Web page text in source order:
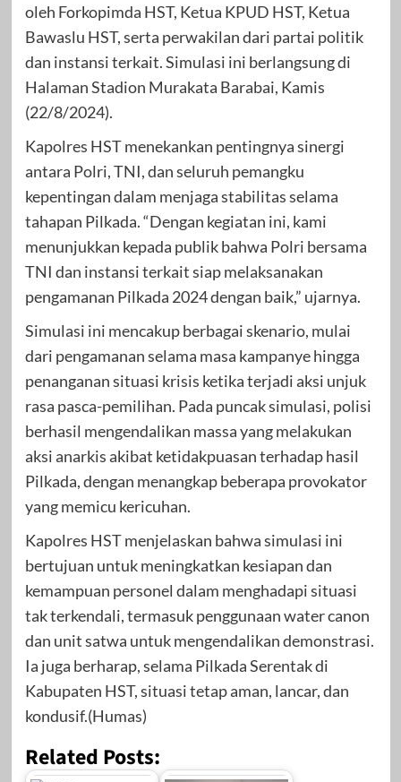
oleh Forkopimda HST, Ketua KPUD HST, Ketua
Bawaslu HST, serta perwakilan dari partai politik
dan instansi terkait. Simulasi ini berlangsung di
Halaman Stadion Murakata Barabai, Kamis
(22/8/2024).
Kapolres HST menekankan pentingnya sinergi
antara Polri, TNI, dan seluruh pemangku
kepentingan dalam menjaga stabilitas selama
tahapan Pilkada. “Dengan kegiatan ini, kami
menunjukkan kepada publik bahwa Polri bersama
TNI dan instansi terkait siap melaksanakan
pengamanan Pilkada 2024 dengan baik,” ujarnya.
Simulasi ini mencakup berbagai skenario, mulai
dari pengamanan selama masa kampanye hingga
penanganan situasi krisis ketika terjadi aksi unjuk
rasa pasca-pemilihan. Pada puncak simulasi, polisi
berhasil mengendalikan massa yang melakukan
aksi anarkis akibat ketidakpuasan terhadap hasil
Pilkada, dengan menangkap beberapa provokator
yang memicu kericuhan.
Kapolres HST menjelaskan bahwa simulasi ini
bertujuan untuk meningkatkan kesiapan dan
kemampuan personel dalam menghadapi situasi
tak terkendali, termasuk penggunaan water canon
dan unit satwa untuk mengendalikan demonstrasi.
Ia juga berharap, selama Pilkada Serentak di
Kabupaten HST, situasi tetap aman, lancar, dan
kondusif.(Humas)
Related Posts: